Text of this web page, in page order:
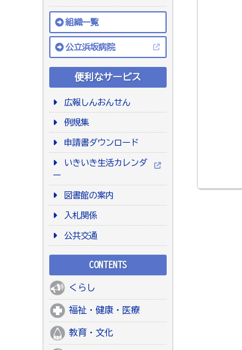
組織一覧
公立浜坂病院
便利なサービス
広報しんおんせん
例規集
申請書ダウンロード
いきいき生活カレンダ
ー
図書館の案内
入札関係
公共交通
CONTENTS
くらし
福祉・健康・医療
教育・文化